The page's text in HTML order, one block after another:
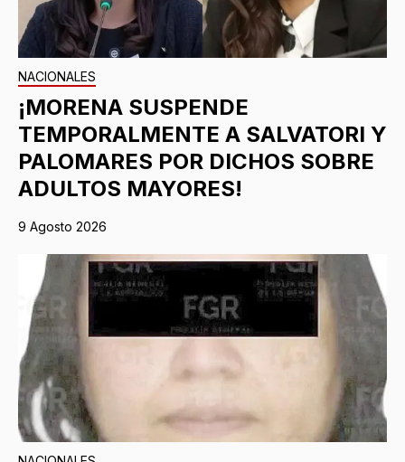
NACIONALES
¡MORENA SUSPENDE
TEMPORALMENTE A SALVATORI Y
PALOMARES POR DICHOS SOBRE
ADULTOS MAYORES!
9 Agosto 2026